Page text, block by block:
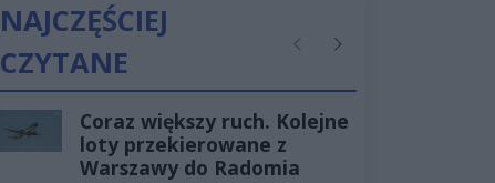
NAJCZĘŚCIEJ
CZYTANE
PoprzednieNastępne
Coraz większy ruch. Kolejne
loty przekierowane z
Warszawy do Radomia